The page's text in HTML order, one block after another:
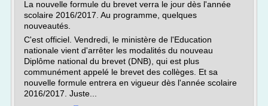
La nouvelle formule du brevet verra le jour dès l'année
scolaire 2016/2017. Au programme, quelques
nouveautés.
C'est officiel. Vendredi, le ministère de l'Education
nationale vient d'arrêter les modalités du nouveau
Diplôme national du brevet (DNB), qui est plus
communément appelé le brevet des collèges. Et sa
nouvelle formule entrera en vigueur dès l'année scolaire
2016/2017. Juste...